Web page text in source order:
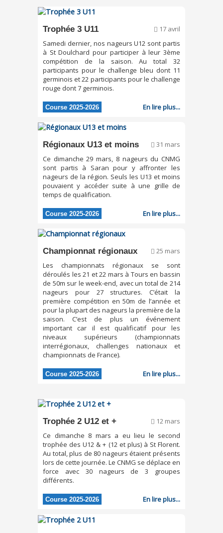
Trophée 3 U11
17 avril
Samedi dernier, nos nageurs U12 sont partis
à St Doulchard pour participer à leur 3ème
compétition de la saison. Au total 32
participants pour le challenge bleu dont 11
germinois et 22 participants pour le challenge
rouge dont 7 germinois.
Course 2025-2026 En lire plus...
Régionaux U13 et moins
31 mars
Ce dimanche 29 mars, 8 nageurs du CNMG
sont partis à Saran pour y affronter les
nageurs de la région. Seuls les U13 et moins
pouvaient y accéder suite à une grille de
temps de qualification.
Course 2025-2026 En lire plus...
Championnat régionaux
25 mars
Les championnats régionaux se sont
déroulés les 21 et 22 mars à Tours en bassin
de 50m sur le week-end, avec un total de 214
nageurs pour 27 structures. C’était la
première compétition en 50m de l’année et
pour la plupart des nageurs la première de la
saison. C’est de plus un événement
important car il est qualificatif pour les
niveaux supérieurs (championnats
interrégionaux, challenges nationaux et
championnats de France).
Course 2025-2026 En lire plus...
Trophée 2 U12 et +
12 mars
Ce dimanche 8 mars a eu lieu le second
trophée des U12 & + (12 et plus) à St Florent.
Au total, plus de 80 nageurs étaient présents
lors de cette journée. Le CNMG se déplace en
force avec 30 nageurs de 3 groupes
différents.
Course 2025-2026 En lire plus...